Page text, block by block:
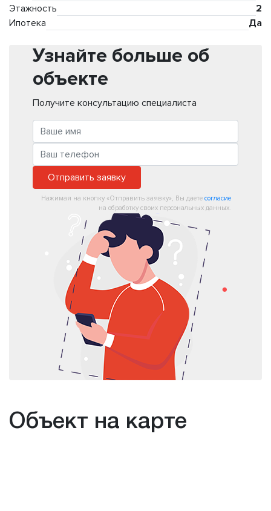
Этажность
2
Ипотека
Да
Узнайте больше об
объекте
Получите консультацию специалиста
Отправить заявку
Нажимая на кнопку «Отправить заявку», Вы даете согласие
на обработку своих персональных данных.
Объект на карте